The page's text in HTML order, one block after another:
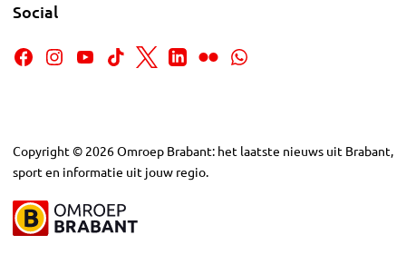
Social
Copyright © 2026Omroep Brabant: het laatste nieuws uit Brabant,
sport en informatie uit jouw regio.